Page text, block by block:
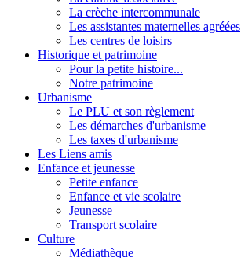
La crèche intercommunale
Les assistantes maternelles agréées
Les centres de loisirs
Historique et patrimoine
Pour la petite histoire...
Notre patrimoine
Urbanisme
Le PLU et son règlement
Les démarches d'urbanisme
Les taxes d'urbanisme
Les Liens amis
Enfance et jeunesse
Petite enfance
Enfance et vie scolaire
Jeunesse
Transport scolaire
Culture
Médiathèque